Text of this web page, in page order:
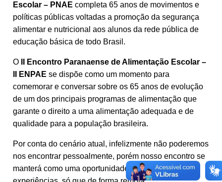
Escolar – PNAE completa 65 anos de movimentos e
políticas públicas voltadas a promoção da segurança
alimentar e nutricional aos alunos da rede pública de
educação básica de todo Brasil.
O
II Encontro Paranaense de Alimentação Escolar –
II ENPAE se dispõe como um momento para
comemorar e conversar sobre os 65 anos de evolução
de um dos principais programas de alimentação que
garante o direito a uma alimentação adequada e de
qualidade para a população brasileira.
Por conta do cenário atual, infelizmente não poderemos
nos encontrar pessoalmente, porém nosso encontro se
manterá como uma oportunidade de trocas e